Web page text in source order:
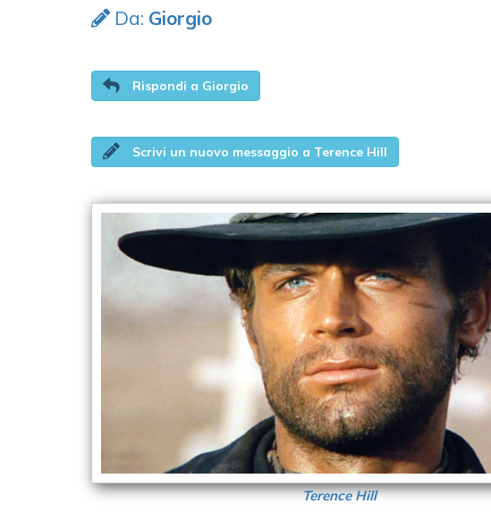
Da: Giorgio
Rispondi a Giorgio
Scrivi un nuovo messaggio a Terence Hill
Terence Hill